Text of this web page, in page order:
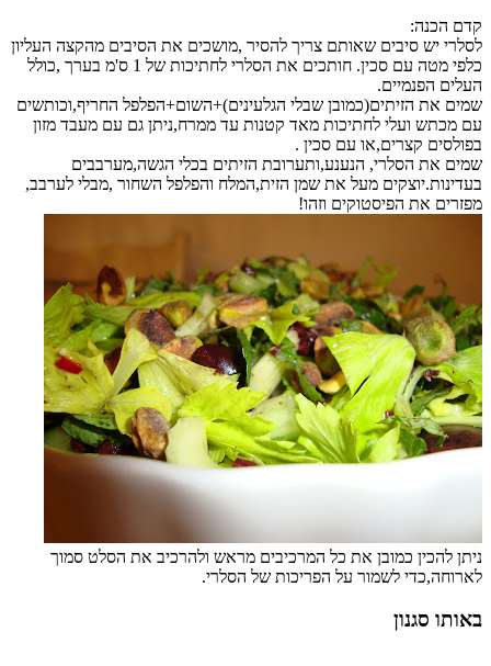
קדם הכנה:
לסלרי יש סיבים שאותם צריך להסיר ,מושכים את הסיבים מהקצה העליון
כלפי מטה עם סכין. חותכים את הסלרי לחתיכות של 1 ס'מ בערך ,כולל
העלים הפנמיים.
שמים את הזיתים(כמובן שבלי הגלעינים)+השום+הפלפל החריף,וכותשים
עם מכתש ועלי לחתיכות מאד קטנות עד ממרח,ניתן גם עם מעבד מזון
בפולסים קצרים,או עם סכין .
שמים את הסלרי, הנענע,ותערובת הזיתים בכלי הגשה,מערבבים
בעדינות.יוצקים מעל את שמן הזית,המלח והפלפל השחור ,מבלי לערבב,
מפזרים את הפיסטוקים וזהו!
ניתן להכין כמובן את כל המרכיבים מראש ולהרכיב את הסלט סמוך
לארוחה,כדי לשמור על הפריכות של הסלרי.
באותו סגנון